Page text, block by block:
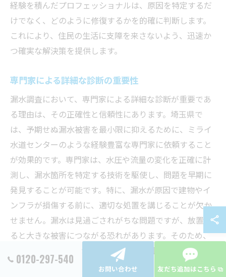
経験を積んだプロフェッショナルは、原因を特定するだ
けでなく、どのように修復するかを的確に判断します。
これにより、住民の生活に支障を来さないよう、迅速か
つ確実な解決策を提供します。
専門家による詳細な診断の重要性
漏水調査において、専門家による詳細な診断が重要であ
る理由は、その正確性と信頼性にあります。埼玉県で
は、予期せぬ漏水被害を最小限に抑えるために、ミライ
水道センターのような経験豊富な専門家に依頼すること
が効果的です。専門家は、水圧や流量の変化を正確に計
測し、漏水箇所を特定する技術を駆使し、問題を早期に
発見することが可能です。特に、漏水が原因で建物やイ
ンフラが損傷する前に、適切な処置を講じることが欠か
せません。漏水は見過ごされがちな問題ですが、放置す
ると大きな被害につながる恐れがあります。そのため、
専門家による詳細な診断は、漏水の原因を根本的に解決
するための第一歩となります。
0120-297-540
お問い合わせ 友だち追加はこちら